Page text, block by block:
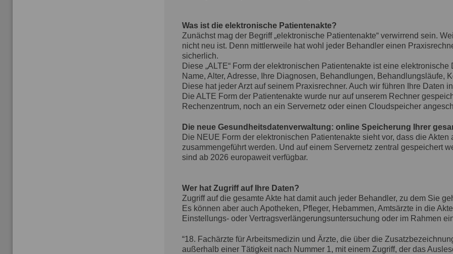
Was ist die elektronische Patientenakte?
Zunächst mag der Begriff „elektronische Patientenakte“ verwirrend sein.
nicht neu ist. Denn mittlerweile hat wohl jeder Behandler einen
sicherlich.
Diese „ALTE“ Form der elektronischen Patientenakte ist eine
Name, Alter, Adresse, Ihre Diagnosen, Behandlungen, Behandlungsläufe,
Diese hat jeder Arzt auf seinem Praxisrechner. Auch wir führen Ihre Daten
Die ALTE Form der Patientenakte wurde nur auf unserem Rechner
Rechenzentrum, noch an ein Servernetz oder einen Cloudspeicher
Die neue Gesundheitsdatenverwaltung: online Speicherung Ihrer
Die NEUE Form der elektronischen Patientenakte sieht vor, dass die
zusammengeführt werden. Und auf einem Servernetz zentral gespeichert
sind ab 2026 europaweit verfügbar.
Wer hat Zugriff auf Ihre Daten?
Zugriff auf die gesamte Akte hat damit auch jeder Behandler, zu dem Sie
Es können aber auch Apotheken, Pfleger, Hebammen, Amtsärzte in die
Einstellungs- oder Vertragsverlängerungsuntersuchung oder im Rahmen
“18. Fachärzte für Arbeitsmedizin und Ärzte, die über die
außerhalb einer Tätigkeit nach Nummer 1, mit einem Zugriff, der das